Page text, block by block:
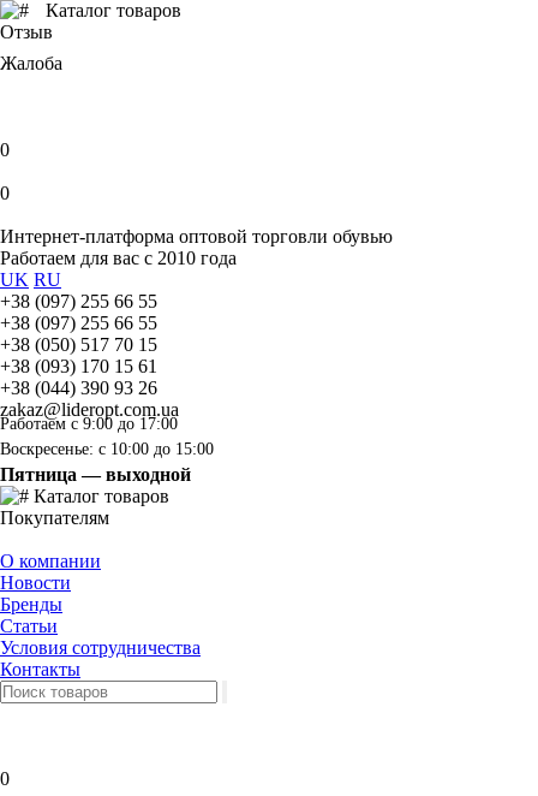
Каталог товаров
Отзыв
Жалоба
0
0
Интернет-платформа оптовой торговли обувью
Работаем для вас с 2010 года
UK RU
+38 (097) 255 66 55
+38 (097) 255 66 55
+38 (050) 517 70 15
+38 (093) 170 15 61
+38 (044) 390 93 26
zakaz@lideropt.com.ua
Работаем с 9:00 до 17:00
Воскресенье: с 10:00 до 15:00
Пятница — выходной
Каталог товаров
Покупателям
О компании
Новости
Бренды
Статьи
Условия сотрудничества
Контакты
0